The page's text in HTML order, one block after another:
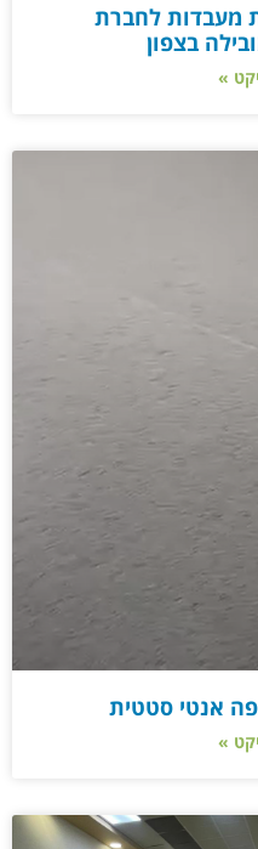
מעבדות לחברת
בצפון
»
אנטי סטטית
»